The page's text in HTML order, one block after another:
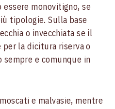
monovitigno, se
tipologie. Sulla base
o invecchiata se il
la dicitura riserva o
sempre e comunque in
e malvasie, mentre